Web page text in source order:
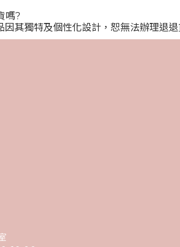
嗎?
因其獨特及個性化設計，恕無法辦理退